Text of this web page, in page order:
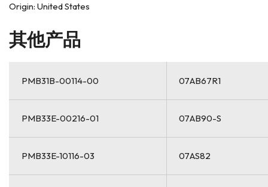
Origin: United States
其他产品
PMB31B-00114-00 07AB67R1
PMB33E-00216-01 07AB90-S
PMB33E-10116-03 07AS82